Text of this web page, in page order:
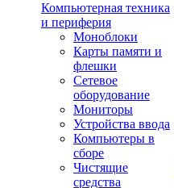
Компьютерная техника
и периферия
Моноблоки
Карты памяти и
флешки
Сетевое
оборудование
Мониторы
Устройства ввода
Компьютеры в
сборе
Чистящие
средства